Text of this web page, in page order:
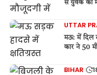
से युवक की
UTTAR
मऊ: में दिल
कार ने 50
BIHAR